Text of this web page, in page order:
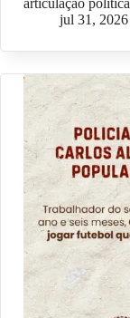
articulação
jul 31, 2026